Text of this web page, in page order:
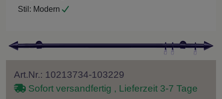
Stil: Modern
Art.Nr.: 10213734-103229
Sofort versandfertig , Lieferzeit 3-7 Tage